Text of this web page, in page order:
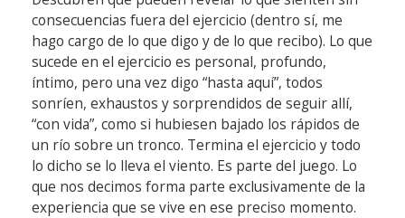
consecuencias fuera del ejercicio (dentro sí, me
hago cargo de lo que digo y de lo que recibo). Lo que
sucede en el ejercicio es personal, profundo,
íntimo, pero una vez digo “hasta aquí”, todos
sonríen, exhaustos y sorprendidos de seguir allí,
“con vida”, como si hubiesen bajado los rápidos de
un río sobre un tronco. Termina el ejercicio y todo
lo dicho se lo lleva el viento. Es parte del juego. Lo
que nos decimos forma parte exclusivamente de la
experiencia que se vive en ese preciso momento.